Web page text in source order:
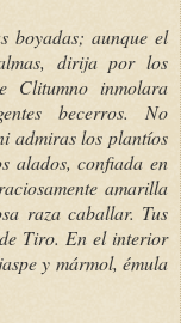
boyadas; aunque el
dirija por los
Clitumno inmolara
becerros. No
admiras los plantíos
alados, confiada en
amarilla
raza caballar. Tus
Tiro. En el interior
y mármol, émula